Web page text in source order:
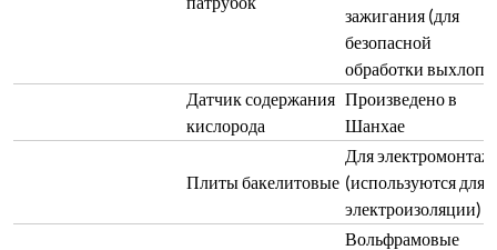
зажигания (для
безопасной
обработки выхлопа)
Датчик содержания
кислорода
Произведено в
Шанхае
Плиты бакелитовые
Для
(используются для
электроизоляции)
Вольфрамовые